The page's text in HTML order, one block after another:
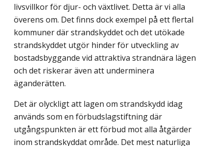
livsvillkor för djur- och växtlivet. Detta är vi alla
överens om. Det finns dock exempel på ett flertal
kommuner där strandskyddet och det utökade
strandskyddet utgör hinder för utveckling av
bostadsbyggande vid attraktiva strandnära lägen
och det riskerar även att underminera
äganderätten.
Det är olyckligt att lagen om strandskydd idag
används som en förbudslagstiftning där
utgångspunkten är ett förbud mot alla åtgärder
inom strandskyddat område. Det mest naturliga